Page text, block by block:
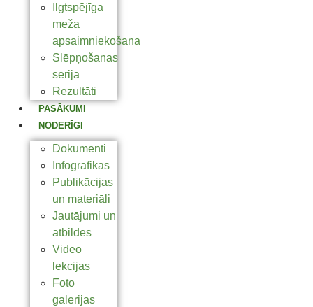
Ilgtspējīga
meža
apsaimniekošana
Slēpņošanas
sērija
Rezultāti
PASĀKUMI
NODERĪGI
Dokumenti
Infografikas
Publikācijas
un materiāli
Jautājumi un
atbildes
Video
lekcijas
Foto
galerijas